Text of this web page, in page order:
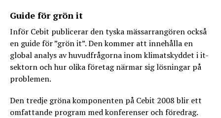
Guide för grön it
Inför Cebit publicerar den tyska mässarrangören också
en guide för ”grön it”. Den kommer att innehålla en
global analys av huvudfrågorna inom klimatskyddet i it-
sektorn och hur olika företag närmar sig lösningar på
problemen.
Den tredje gröna komponenten på Cebit 2008 blir ett
omfattande program med konferenser och föredrag.